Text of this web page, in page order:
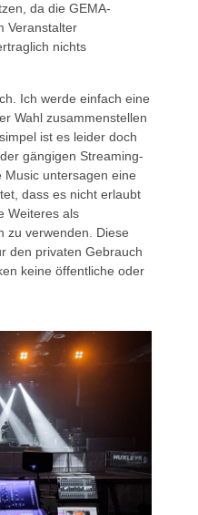
da die GEMA-
Veranstalter
nichts
Ich werde einfach eine
Wahl zusammenstellen
ist es leider doch
gängigen Streaming-
Music untersagen eine
dass es nicht erlaubt
Weiteres als
zu verwenden. Diese
den privaten Gebrauch
keine öffentliche oder